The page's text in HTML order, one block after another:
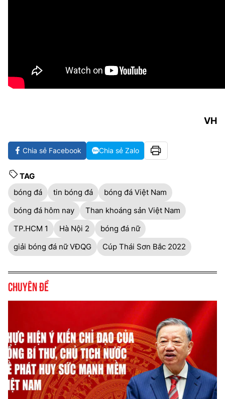
VH
Chia sẻ Facebook Chia sẻ Zalo
TAG
bóng đá
tin bóng đá
bóng đá Việt Nam
bóng đá hôm nay
Than khoáng sản Việt Nam
TP.HCM 1
Hà Nội 2
bóng đá nữ
giải bóng đá nữ VĐQG
Cúp Thái Sơn Bắc 2022
Chuyên đề